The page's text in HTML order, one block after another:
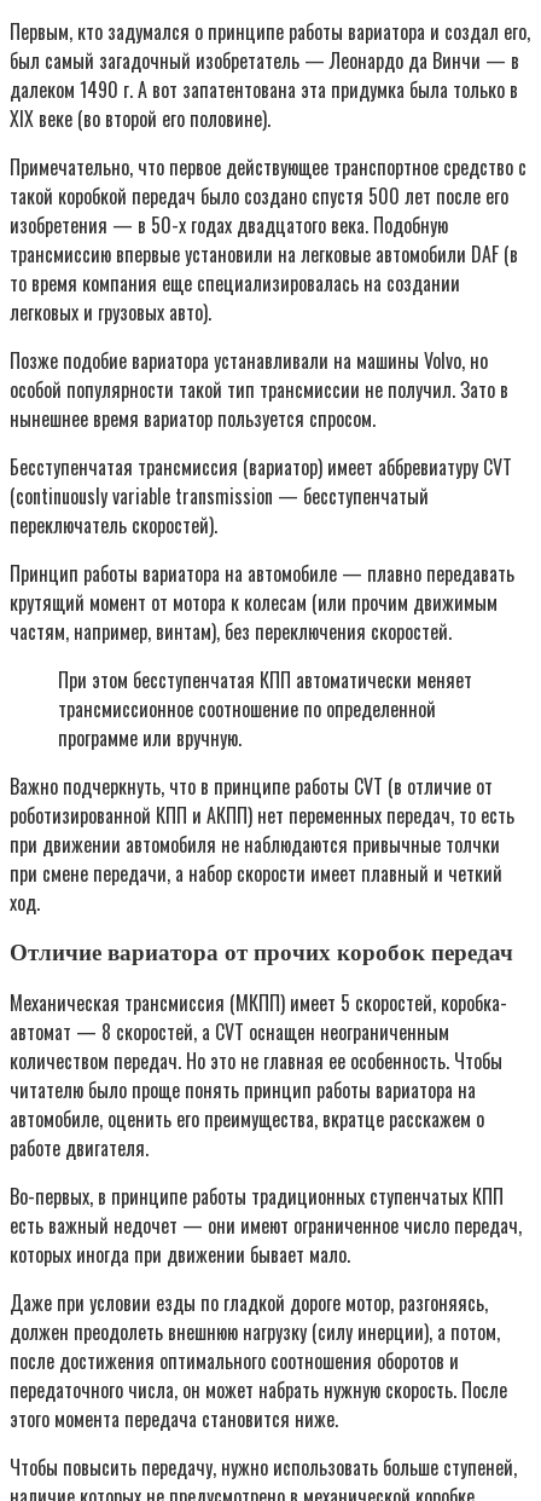
Первым, кто задумался о принципе работы вариатора и создал его,
был самый загадочный изобретатель — Леонардо да Винчи — в
далеком 1490 г. А вот запатентована эта придумка была только в
XIX веке (во второй его половине).
Примечательно, что первое действующее транспортное средство с
такой коробкой передач было создано спустя 500 лет после его
изобретения — в 50-х годах двадцатого века. Подобную
трансмиссию впервые установили на легковые автомобили DAF (в
то время компания еще специализировалась на создании
легковых и грузовых авто).
Позже подобие вариатора устанавливали на машины Volvo, но
особой популярности такой тип трансмиссии не получил. Зато в
нынешнее время вариатор пользуется спросом.
Бесступенчатая трансмиссия (вариатор) имеет аббревиатуру CVT
(сontinuously variable transmission — бесступенчатый
переключатель скоростей).
Принцип работы вариатора на автомобиле — плавно передавать
крутящий момент от мотора к колесам (или прочим движимым
частям, например, винтам), без переключения скоростей.
При этом бесступенчатая КПП автоматически меняет
трансмиссионное соотношение по определенной
программе или вручную.
Важно подчеркнуть, что в принципе работы CVT (в отличие от
роботизированной КПП и АКПП) нет переменных передач, то есть
при движении автомобиля не наблюдаются привычные толчки
при смене передачи, а набор скорости имеет плавный и четкий
ход.
Отличие вариатора от прочих коробок передач
Механическая трансмиссия (МКПП) имеет 5 скоростей, коробка-
автомат — 8 скоростей, а CVT оснащен неограниченным
количеством передач. Но это не главная ее особенность. Чтобы
читателю было проще понять принцип работы вариатора на
автомобиле, оценить его преимущества, вкратце расскажем о
работе двигателя.
Во-первых, в принципе работы традиционных ступенчатых КПП
есть важный недочет — они имеют ограниченное число передач,
которых иногда при движении бывает мало.
Даже при условии езды по гладкой дороге мотор, разгоняясь,
должен преодолеть внешнюю нагрузку (силу инерции), а потом,
после достижения оптимального соотношения оборотов и
передаточного числа, он может набрать нужную скорость. После
этого момента передача становится ниже.
Чтобы повысить передачу, нужно использовать больше ступеней,